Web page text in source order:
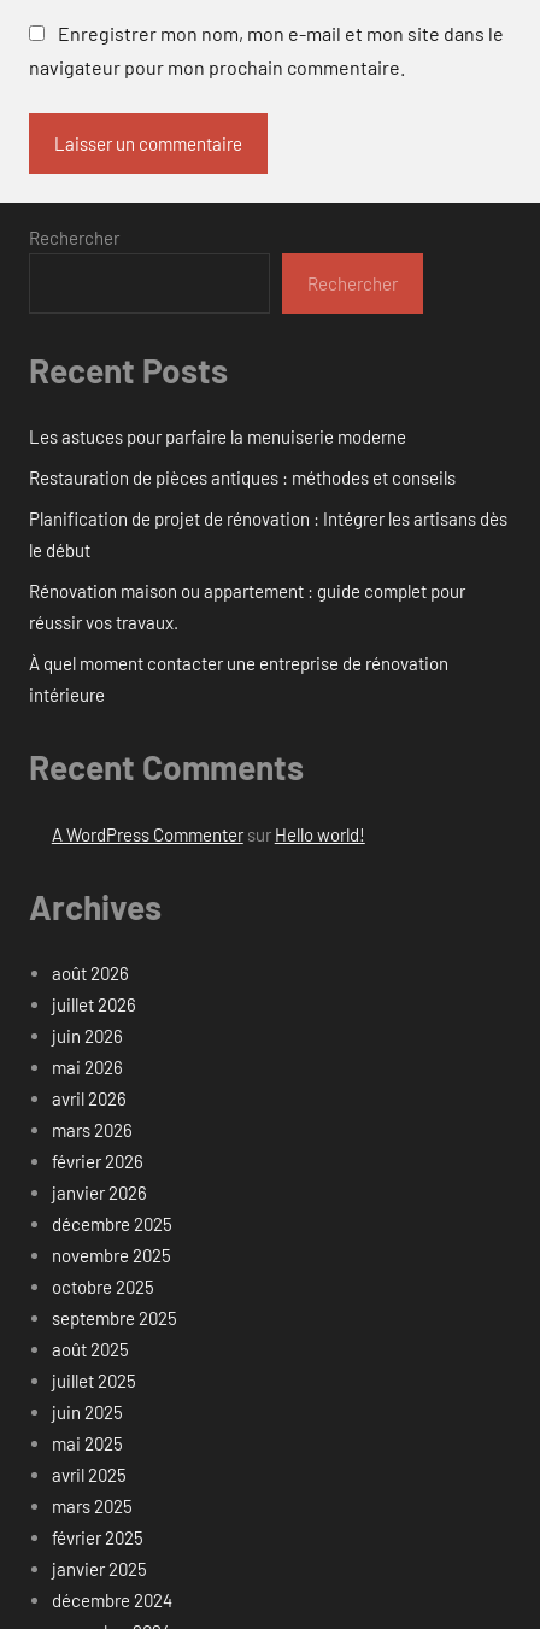
Enregistrer mon nom, mon e-mail et mon site dans le
navigateur pour mon prochain commentaire.
Rechercher
Rechercher
Recent Posts
Les astuces pour parfaire la menuiserie moderne
Restauration de pièces antiques : méthodes et conseils
Planification de projet de rénovation : Intégrer les artisans dès
le début
Rénovation maison ou appartement : guide complet pour
réussir vos travaux.
À quel moment contacter une entreprise de rénovation
intérieure
Recent Comments
A WordPress Commentersur Hello world!
Archives
août 2026
juillet 2026
juin 2026
mai 2026
avril 2026
mars 2026
février 2026
janvier 2026
décembre 2025
novembre 2025
octobre 2025
septembre 2025
août 2025
juillet 2025
juin 2025
mai 2025
avril 2025
mars 2025
février 2025
janvier 2025
décembre 2024